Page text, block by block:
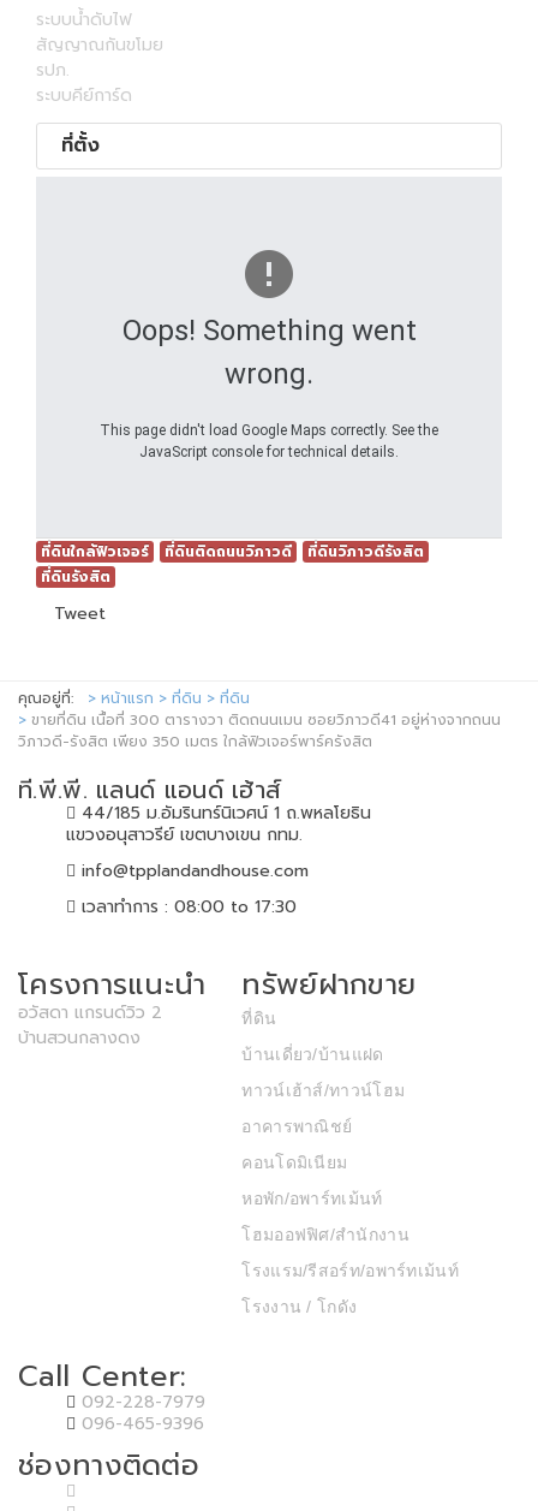
ระบบน้ำดับไฟ
สัญญาณกันขโมย
รปภ.
ระบบคีย์การ์ด
ที่ตั้ง
Oops! Something went
wrong.
This page didn't load Google Maps correctly. See the
JavaScript console for technical details.
ที่ดินใกล้ฟิวเจอร์ ที่ดินติดถนนวิภาวดี
ที่ดินวิภาวดีรังสิต
ที่ดินรังสิต
Tweet
คุณอยู่ที่: หน้าแรก ที่ดิน
ที่ดิน
ขายที่ดิน เนื้อที่ 300 ตารางวา ติดถนนเมน ซอยวิภาวดี41 อยู่ห่างจากถนน
วิภาวดี-รังสิต เพียง 350 เมตร ใกล้ฟิวเจอร์พาร์ครังสิต
ที.พี.พี. แลนด์ แอนด์ เฮ้าส์
44/185 ม.อัมรินทร์นิเวศน์ 1 ถ.พหลโยธิน
แขวงอนุสาวรีย์ เขตบางเขน กทม.
info@tpplandandhouse.com
เวลาทำการ : 08:00 to 17:30
โครงการแนะนำ
อวัสดา แกรนด์วิว 2
บ้านสวนกลางดง
ทรัพย์ฝากขาย
ที่ดิน
บ้านเดี่ยว/บ้านแฝด
ทาวน์เฮ้าส์/ทาวน์โฮม
อาคารพาณิชย์
คอนโดมิเนียม
หอพัก/อพาร์ทเม้นท์
โฮมออฟฟิศ/สำนักงาน
โรงแรม/รีสอร์ท/อพาร์ทเม้นท์
โรงงาน / โกดัง
Call Center:
092-228-7979
096-465-9396
ช่องทางติดต่อ